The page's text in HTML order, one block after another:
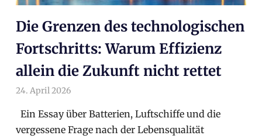
Die Grenzen des technologischen
Fortschritts: Warum Effizienz
allein die Zukunft nicht rettet
24. April 2026
Ein Essay über Batterien, Luftschiffe und die
vergessene Frage nach der Lebensqualität